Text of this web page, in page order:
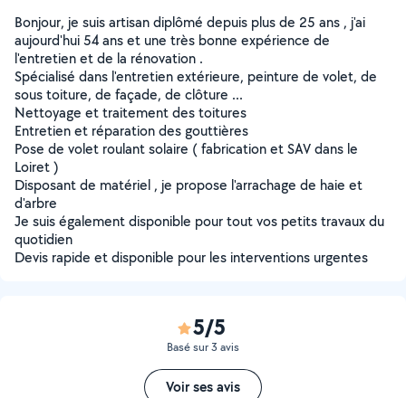
Bonjour, je suis artisan diplômé depuis plus de 25 ans , j'ai
aujourd'hui 54 ans et une très bonne expérience de
l'entretien et de la rénovation .
Spécialisé dans l'entretien extérieure, peinture de volet, de
sous toiture, de façade, de clôture ...
Nettoyage et traitement des toitures
Entretien et réparation des gouttières
Pose de volet roulant solaire ( fabrication et SAV dans le
Loiret )
Disposant de matériel , je propose l'arrachage de haie et
d'arbre
Je suis également disponible pour tout vos petits travaux du
quotidien
Devis rapide et disponible pour les interventions urgentes
5/5
Basé sur 3 avis
Voir ses avis